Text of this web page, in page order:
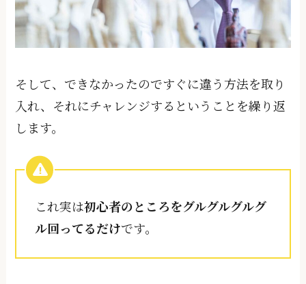
そして、できなかったのですぐに違う方法を取り
入れ、それにチャレンジするということを繰り返
します。
これ実は初心者のところをグルグルグルグ
ル回ってるだけです。